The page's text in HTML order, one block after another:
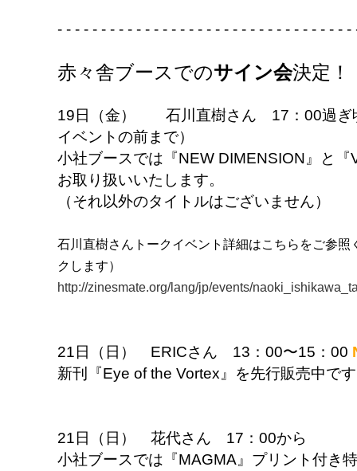
- - - - - - - - - - - - - - - - - - - - - - - - - - - - - - - - - -
赤々舎ブースでのサイン会決定！
19日（金） 石川直樹さん 17：00過ぎ
イベントの前まで）
小社ブースでは『NEW DIMENSION』と
お取り扱いいたします。
（それ以外のタイトルはございません）
石川直樹さんトークイベント詳細はこちらをご参
クします）
http://zinesmate.org/lang/jp/events/
21日（日） ERICさん 13：00〜15：00
新刊『Eye of the Vortex』を先行販売中で
21日（日） 花代さん 17：00から
小社ブースでは『MAGMA』プリント付き